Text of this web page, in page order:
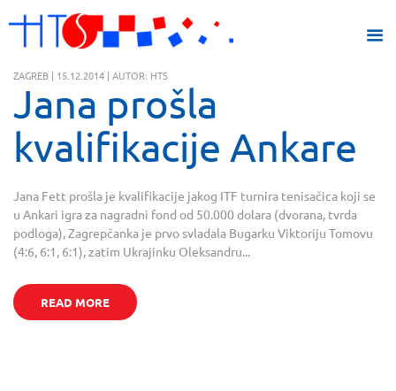
ZAGREB | 15.12.2014 | AUTOR: HTS
Jana prošla
kvalifikacije Ankare
Jana Fett prošla je kvalifikacije jakog ITF turnira tenisačica koji se
u Ankari igra za nagradni fond od 50.000 dolara (dvorana, tvrda
podloga), Zagrepčanka je prvo svladala Bugarku Viktoriju Tomovu
(4:6, 6:1, 6:1), zatim Ukrajinku Oleksandru...
READ MORE